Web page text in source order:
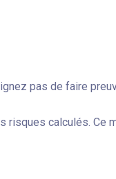
pas de faire
risques calculés. Ce